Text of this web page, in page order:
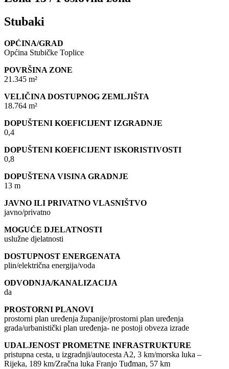
Stubaki
OPĆINA/GRAD
Općina Stubičke Toplice
POVRŠINA ZONE
21.345 m²
VELIČINA DOSTUPNOG ZEMLJIŠTA
18.764 m²
DOPUŠTENI KOEFICIJENT IZGRADNJE
0,4
DOPUŠTENI KOEFICIJENT ISKORISTIVOSTI
0,8
DOPUŠTENA VISINA GRADNJE
13 m
JAVNO ILI PRIVATNO VLASNIŠTVO
javno/privatno
MOGUĆE DJELATNOSTI
uslužne djelatnosti
DOSTUPNOST ENERGENATA
plin/električna energija/voda
ODVODNJA/KANALIZACIJA
da
PROSTORNI PLANOVI
prostorni plan uređenja županije/prostorni plan uređenja
grada/urbanistički plan uređenja- ne postoji obveza izrade
UDALJENOST PROMETNE INFRASTRUKTURE
pristupna cesta, u izgradnji/autocesta A2, 3 km/morska luka –
Rijeka, 189 km/Zračna luka Franjo Tuđman, 57 km